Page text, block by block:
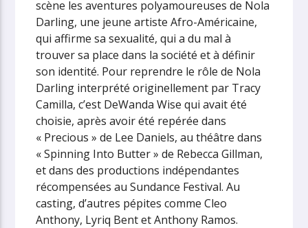
scène les aventures polyamoureuses de Nola
Darling, une jeune artiste Afro-Américaine,
qui affirme sa sexualité, qui a du mal à
trouver sa place dans la société et à définir
son identité. Pour reprendre le rôle de Nola
Darling interprété originellement par Tracy
Camilla, c’est DeWanda Wise qui avait été
choisie, après avoir été repérée dans
« Precious » de Lee Daniels, au théâtre dans
« Spinning Into Butter » de Rebecca Gillman,
et dans des productions indépendantes
récompensées au Sundance Festival. Au
casting, d’autres pépites comme Cleo
Anthony, Lyriq Bent et Anthony Ramos.